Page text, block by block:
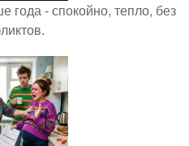
- спокойно, тепло, без